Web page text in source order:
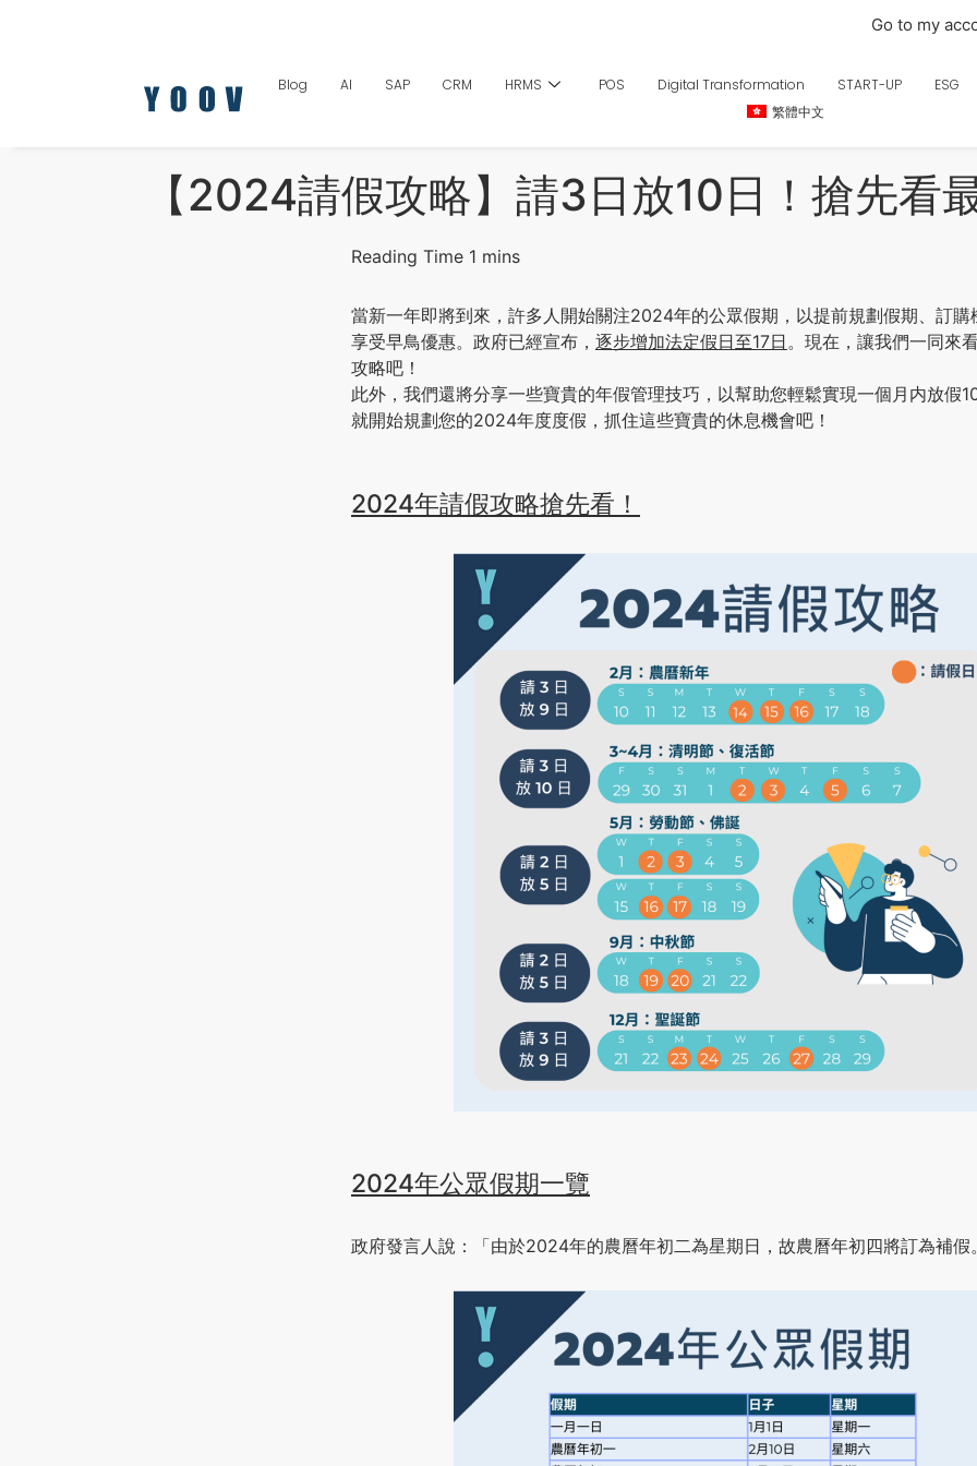
Go to my
Blog AI SAP CRM HRMS POS Digital Transformation START-UP
ESG
繁體中文
【2024請假攻略】請3日放10日！搶先看
當新一年即將到來，許多人開始關注2024年的公眾假期，以提前規劃假期、訂購
享受早鳥優惠。政府已經宣布， 逐步增加法定假日至17日。現在，讓我們一同來
攻略吧！
此外，我們還將分享一些寶貴的年假管理技巧，以幫助您輕鬆實現一個月内放假
就開始規劃您的2024年度度假，抓住這些寶貴的休息機會吧！
2024年請假攻略搶先看！
2024年公眾假期一覽
政府發言人說：「由於2024年的農曆年初二為星期日，故農曆年初四將訂為補假